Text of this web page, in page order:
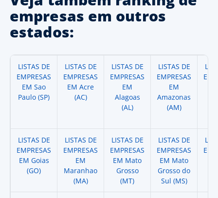
empresas em outros
estados:
LISTAS DE
EMPRESAS
EM Sao
Paulo (SP)
LISTAS DE
EMPRESAS
EM Acre
(AC)
LISTAS DE
EMPRESAS
EM
Alagoas
(AL)
LISTAS DE
EMPRESAS
EM
Amazonas
(AM)
LISTAS DE
EMPRESAS
EM Goias
(GO)
LISTAS DE
EMPRESAS
EM
Maranhao
(MA)
LISTAS DE
EMPRESAS
EM Mato
Grosso
(MT)
LISTAS DE
EMPRESAS
EM Mato
Grosso do
Sul (MS)